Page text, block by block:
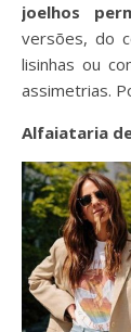
joelhos
versões, do
lisinhas ou
assimetrias.
Alfaiataria